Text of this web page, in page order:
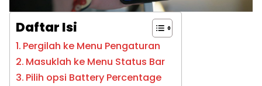
Daftar Isi
Pergilah ke Menu Pengaturan
Masuklah ke Menu Status Bar
Pilih opsi Battery Percentage